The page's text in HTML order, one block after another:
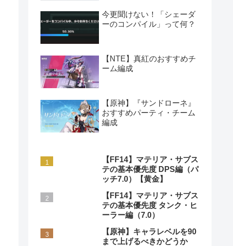
今更聞けない！「シェーダ
ーのコンパイル」って何？
【NTE】真紅のおすすめチ
ーム編成
【原神】『サンドローネ』
おすすめパーティ・チーム
編成
【FF14】マテリア・サブス
テの基本優先度 DPS編（パ
ッチ7.0）【黄金】
【FF14】マテリア・サブス
テの基本優先度 タンク・ヒ
ーラー編（7.0）
【原神】キャラレベルを90
まで上げるべきかどうか